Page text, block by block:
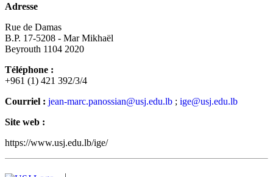
Adresse
Rue de Damas
B.P. 17-5208 - Mar Mikhaël
Beyrouth 1104 2020
Téléphone :
+961 (1) 421 392/3/4
Courriel : jean-marc.panossian@usj.edu.lb ; ige@usj.edu.lb
Site web :
https://www.usj.edu.lb/ige/